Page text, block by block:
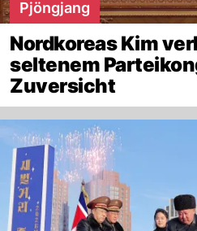
Pjöngjang
Nordkoreas Kim
seltenem
Zuversicht